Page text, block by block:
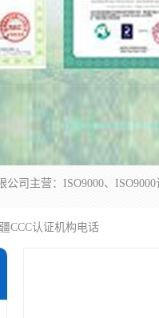
CCC认证机构电话